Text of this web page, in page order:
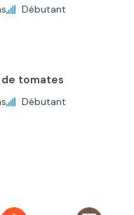
Débutant
de tomates
Débutant